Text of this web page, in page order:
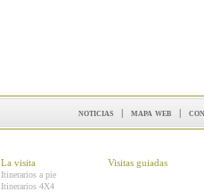
noticias | mapa web |
La visita
Itinerarios a pie
Itinerarios 4X4
Visitas guiadas